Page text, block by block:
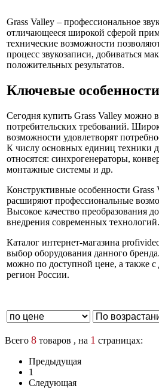
Grass Valley – профессиональное
отличающееся широкой сферой
технические возможности
процесс звукозаписи, добиваться
положительных результатов.
Ключевые
Сегодня купить Grass Valley можно
потребительских требований.
возможности удовлетворят
К числу основных единиц техники
относятся: синхрогенераторы,
монтажные системы и др.
Конструктивные особенности Grass
расширяют профессиональные
Высокое качество преобразования
внедрения современных технологий.
Каталог интернет-магазина
выбор оборудования данного
можно по доступной цене, а также с
регион России.
Всего 8 товаров , на 1 страницах:
Предыдущая
1
Следующая